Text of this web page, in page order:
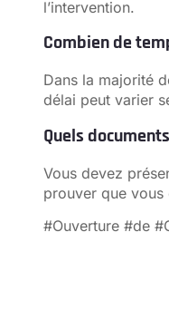
l’intervention.
Combien de
Dans la majorité
délai peut varier
Quels
Vous devez
prouver que
#Ouverture #de